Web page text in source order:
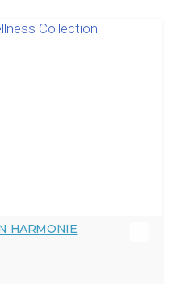
HARMONIE